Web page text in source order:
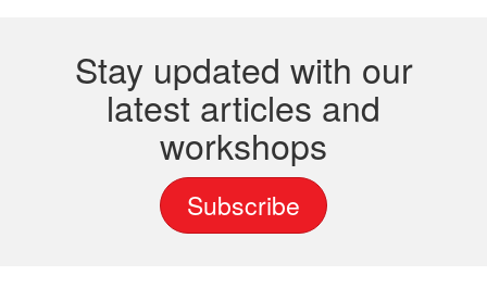
Stay updated with our
latest articles and
workshops
Subscribe